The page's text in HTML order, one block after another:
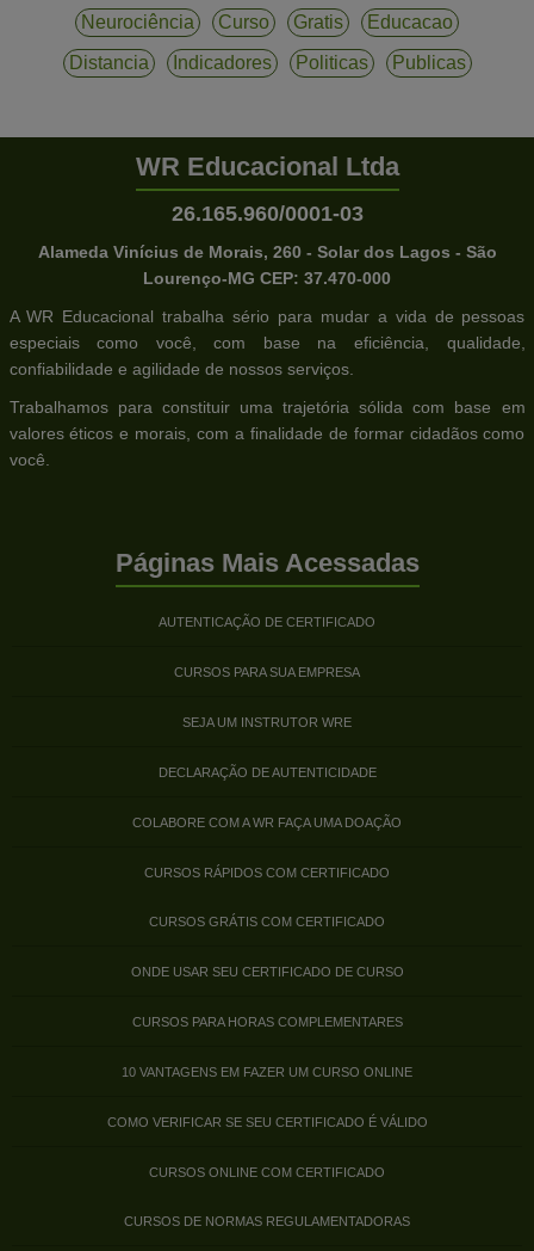
Neurociência
Curso Gratis
Educacao
Distancia
Indicadores Politicas Publicas
WR Educacional Ltda
26.165.960/0001-03
Alameda Vinícius de Morais, 260 - Solar dos Lagos - São
Lourenço-MG CEP: 37.470-000
A WR Educacional trabalha sério para mudar a vida de pessoas
especiais como você, com base na eficiência, qualidade,
confiabilidade e agilidade de nossos serviços.
Trabalhamos para constituir uma trajetória sólida com base em
valores éticos e morais, com a finalidade de formar cidadãos como
você.
Páginas Mais Acessadas
AUTENTICAÇÃO DE CERTIFICADO
CURSOS PARA SUA EMPRESA
SEJA UM INSTRUTOR WRE
DECLARAÇÃO DE AUTENTICIDADE
COLABORE COM A WR FAÇA UMA DOAÇÃO
CURSOS RÁPIDOS COM CERTIFICADO
CURSOS GRÁTIS COM CERTIFICADO
ONDE USAR SEU CERTIFICADO DE CURSO
CURSOS PARA HORAS COMPLEMENTARES
10 VANTAGENS EM FAZER UM CURSO ONLINE
COMO VERIFICAR SE SEU CERTIFICADO É VÁLIDO
CURSOS ONLINE COM CERTIFICADO
CURSOS DE NORMAS REGULAMENTADORAS